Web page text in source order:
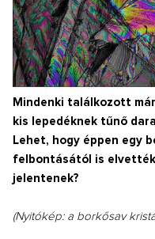
Mindenki találkozott
kis lepedéknek tűnő
Lehet, hogy éppen egy
felbontásától is elvették
jelentenek?
(Nyitókép: a borkősav